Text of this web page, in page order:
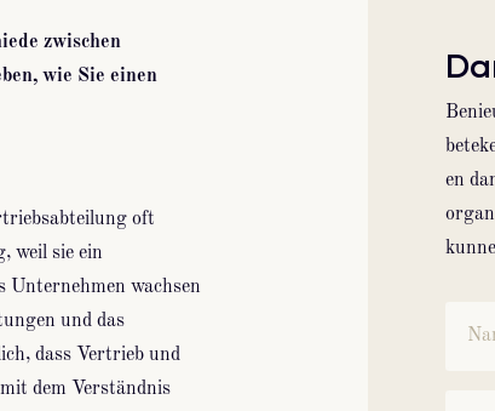
zwischen
wie Sie einen
oft
weil sie ein
Unternehmen wachsen
und das
dass Vertrieb und
dem Verständnis
en